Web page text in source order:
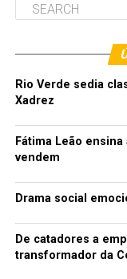
Rio Verde sedia
Xadrez
Fátima Leão
vendem
Drama social
De catadores a
transformador da